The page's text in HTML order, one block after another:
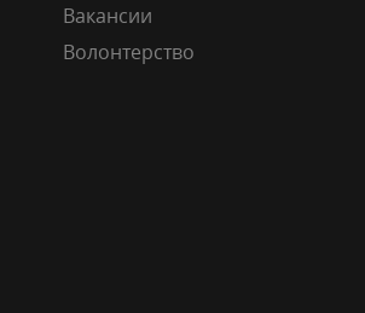
Вакансии
Волонтерство